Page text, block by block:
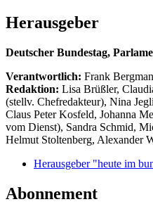
Herausgeber
Deutscher Bundestag,
Verantwortlich: Frank
Redaktion: Lisa Brüßler,
(stellv. Chefredakteur), Nina
Claus Peter Kosfeld, Johanna
vom Dienst), Sandra Schmid,
Helmut Stoltenberg, Alexander
Herausgeber "heute im
Abonnement